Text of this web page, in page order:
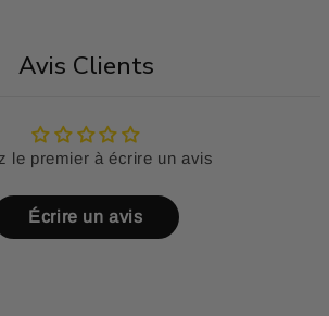
Avis Clients
le premier à écrire un avis
Écrire un avis